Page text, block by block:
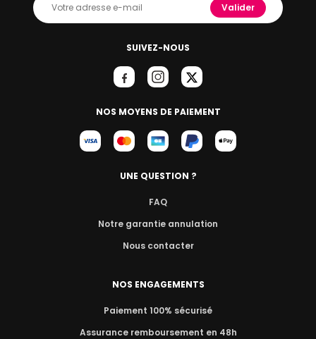
SUIVEZ-NOUS
NOS MOYENS DE PAIEMENT
Valider
UNE QUESTION ?
FAQ
Notre garantie annulation
Nous contacter
NOS ENGAGEMENTS
Paiement 100% sécurisé
Assurance remboursement en 48h